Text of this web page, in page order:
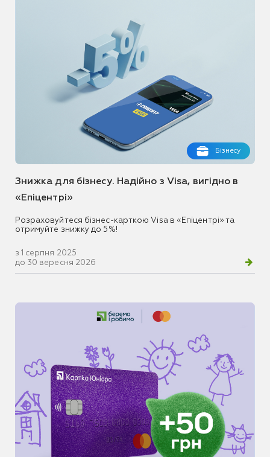
Бізнесу
Знижка для бізнесу. Надійно з Visa, вигідно в
«Епіцентрі»
Розраховуйтеся бізнес-карткою Visa в «Епіцентрі» та
отримуйте знижку до 5%!
з 1 серпня 2025
до 30 вересня 2026